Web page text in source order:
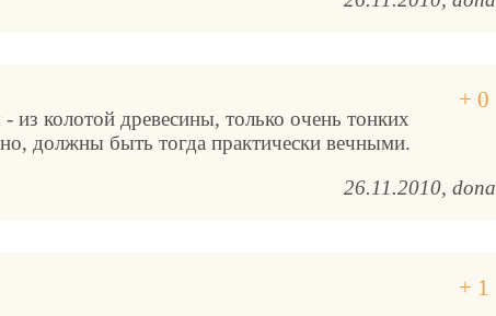
из колотой древесины, только очень тонких
должны быть тогда практически вечными.
26.11.2010 dona